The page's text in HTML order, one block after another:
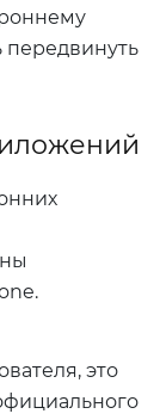
это